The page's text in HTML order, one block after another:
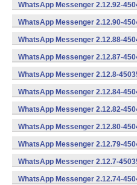
WhatsApp Messenger 2.12.92-
WhatsApp Messenger 2.12.90-
WhatsApp Messenger 2.12.88-
WhatsApp Messenger 2.12.87-
WhatsApp Messenger 2.12.8-
WhatsApp Messenger 2.12.84-
WhatsApp Messenger 2.12.82-
WhatsApp Messenger 2.12.80-
WhatsApp Messenger 2.12.79-
WhatsApp Messenger 2.12.7-
WhatsApp Messenger 2.12.74-